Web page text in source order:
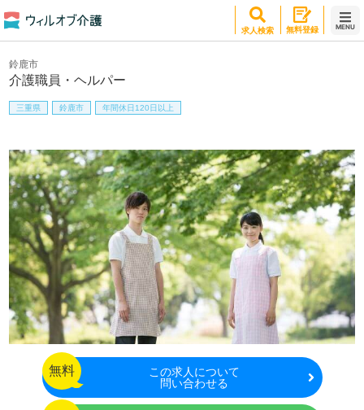
求人検索 無料登録 MENU
介護職員・ヘルパー
鈴鹿市
三重県 鈴鹿市 年間休日120日以上
無料 この求人について
問い合わせる